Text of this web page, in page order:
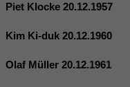
Piet Klocke 20.12.1957
Kim Ki-duk 20.12.1960
Olaf Müller 20.12.1961